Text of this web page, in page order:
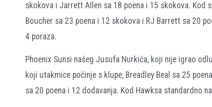
skokova i Jarrett Allen sa 18 poena i 15 skokova. Kod
Boucher sa 23 poena i 12 skokova i RJ Barrett sa 20
4 poraza.
Phoenix Sunsi našeg Jusufa Nurkića, koji nije igrao
koji utakmice počinje s klupe, Breadley Beal sa 25
sa 20 poena i 12 dodavanja. Kod Hawksa standardno